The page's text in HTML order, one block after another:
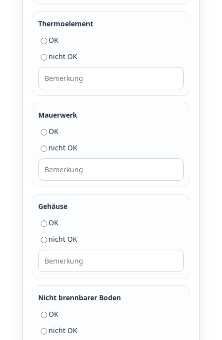
Thermoelement
OK
nicht OK
Mauerwerk
OK
nicht OK
Gehäuse
OK
nicht OK
Nicht brennbarer Boden
OK
nicht OK